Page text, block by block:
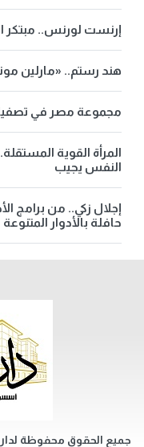
إرنست لورنس.. مبتكر
هند رستم.. «مارلين
مجموعة مصر في تصفيات
المرأة القوية
النفس يجيب
إجلال زكي.. من برامج
حافلة بالأدوار المتنوعة
جميع الحقوق محفوظة